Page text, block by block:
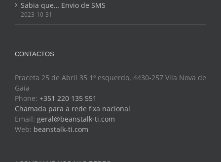
Sabia que… Envio de SMS
2023-10-31
CONTACTOS
Praceta 25 de Abril 35 1º esquerdo, 4430-257 Vila Nova de
Gaia
Phone: +351 220 135 551
Chamada para a rede fixa nacional
Email: geral@beanstalk-ti.com
Web: beanstalk-ti.com